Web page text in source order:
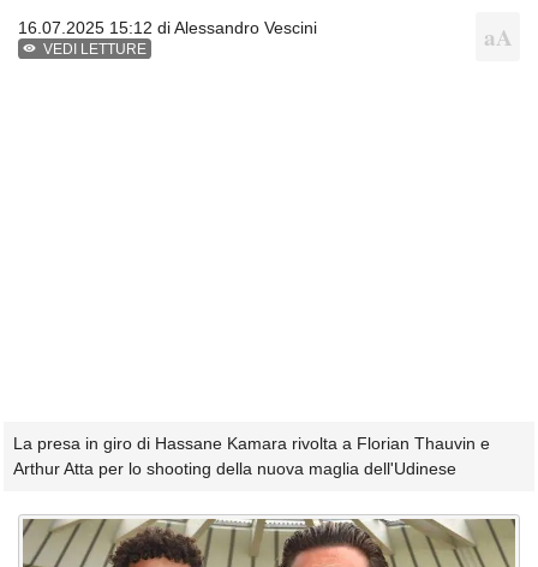
16.07.2025 15:12 diAlessandro Vescini
VEDI LETTURE
La presa in giro di Hassane Kamara rivolta a Florian Thauvin e
Arthur Atta per lo shooting della nuova maglia dell'Udinese